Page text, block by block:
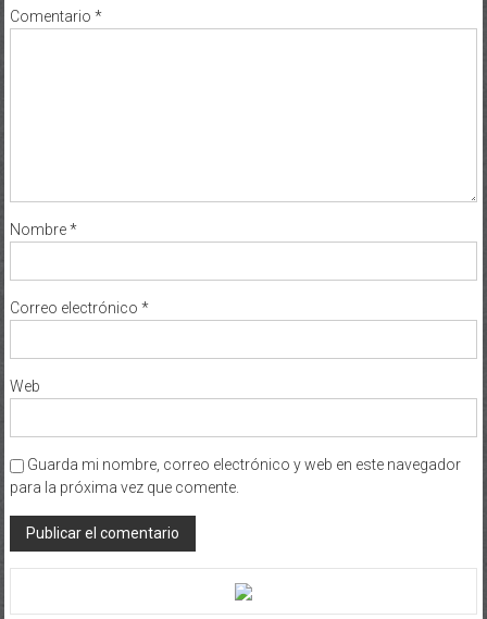
Comentario *
Nombre*
Correo electrónico *
Web
Guarda mi nombre, correo electrónico y web en este navegador
para la próxima vez que comente.